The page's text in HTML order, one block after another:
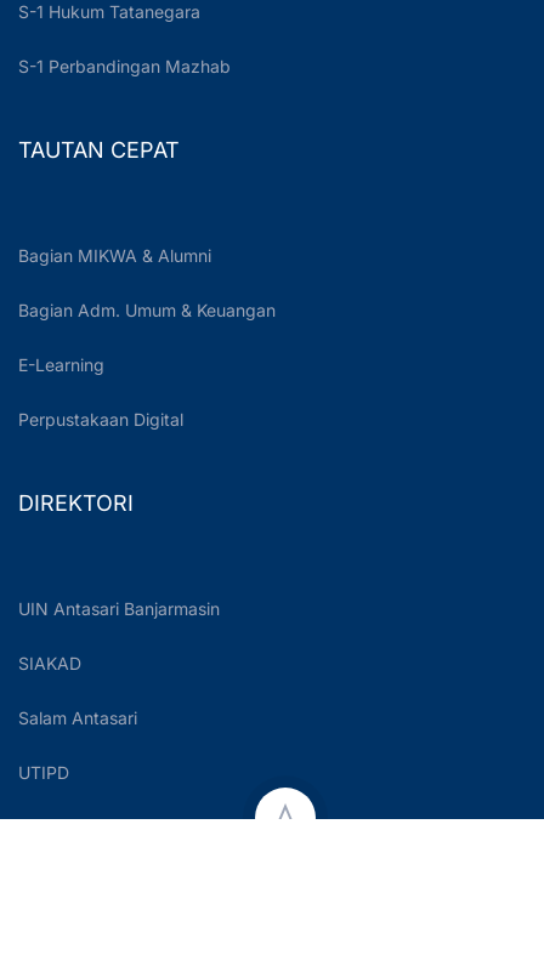
S-1 Hukum Tatanegara
S-1 Perbandingan Mazhab
TAUTAN CEPAT
Bagian MIKWA & Alumni
Bagian Adm. Umum & Keuangan
E-Learning
Perpustakaan Digital
DIREKTORI
UIN Antasari Banjarmasin
SIAKAD
Salam Antasari
UTIPD